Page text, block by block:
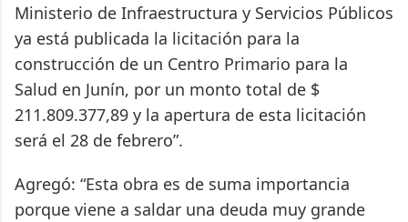
Ministerio de Infraestructura y Servicios Públicos
ya está publicada la licitación para la
construcción de un Centro Primario para la
Salud en Junín, por un monto total de $
211.809.377,89 y la apertura de esta licitación
será el 28 de febrero”.
Agregó: “Esta obra es de suma importancia
porque viene a saldar una deuda muy grande